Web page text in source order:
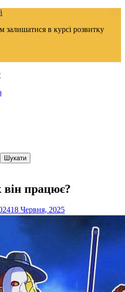
в курсі розвитку
працює?
18 Червня, 2025